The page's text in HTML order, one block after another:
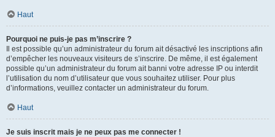
Haut
Pourquoi ne puis-je pas m’inscrire ?
Il est possible qu’un administrateur du forum ait désactivé les inscriptions afin
d’empêcher les nouveaux visiteurs de s’inscrire. De même, il est également
possible qu’un administrateur du forum ait banni votre adresse IP ou interdit
l’utilisation du nom d’utilisateur que vous souhaitez utiliser. Pour plus
d’informations, veuillez contacter un administrateur du forum.
Haut
Je suis inscrit mais je ne peux pas me connecter !